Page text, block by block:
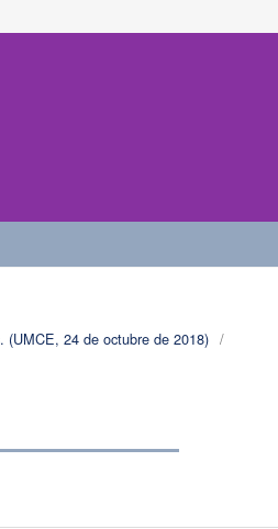
(UMCE, 24 de octubre de 2018) /